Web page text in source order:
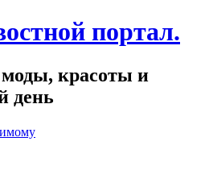
портал.
красоты и
день